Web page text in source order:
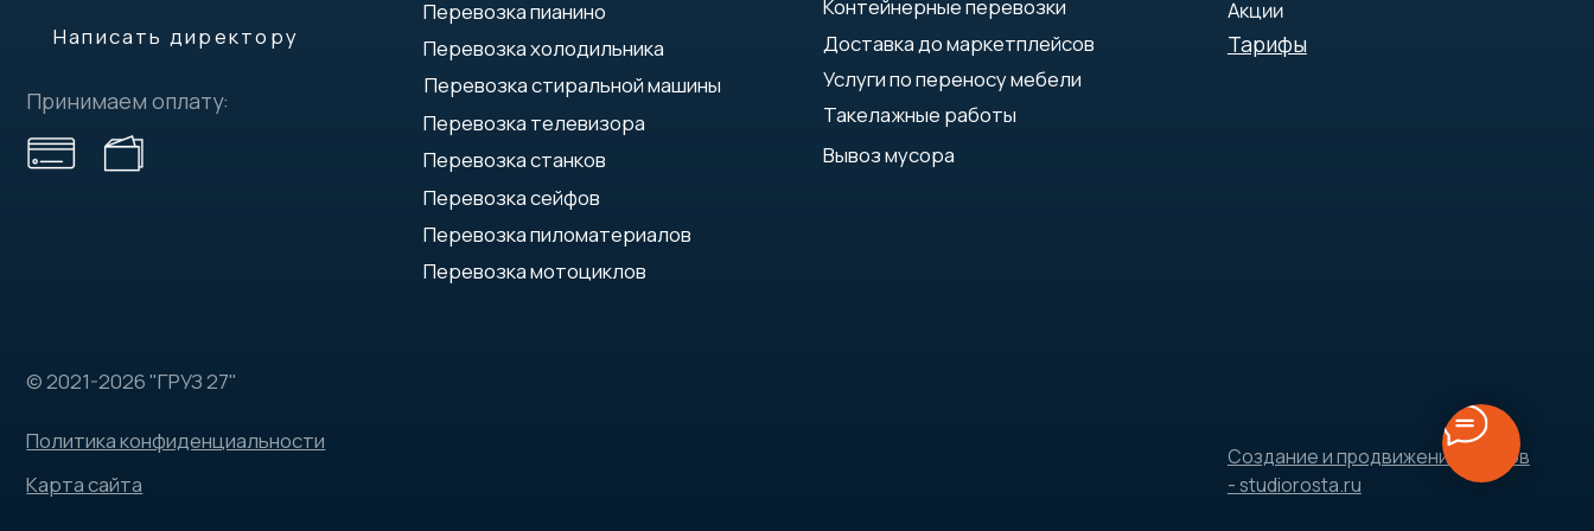
Карта сайта
Политика конфиденциальности